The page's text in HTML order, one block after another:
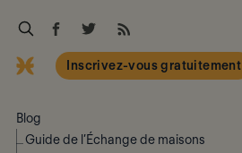
Inscrivez-vous gratuitement
Blog
Guide de l’Échange de maisons